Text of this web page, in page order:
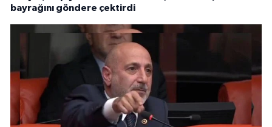
bayrağını göndere çektirdi